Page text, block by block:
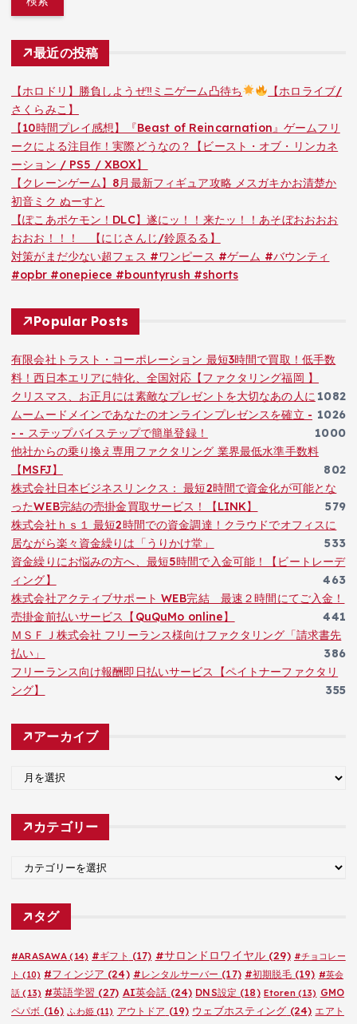
最近の投稿
【ホロドリ】勝負しようぜ‼ミニゲーム凸待ち
【ホロライブ/
さくらみこ】
【10時間プレイ感想】『Beast of Reincarnation』ゲームフリ
ークによる注目作！実際どうなの？【ビースト・オブ・リンカネ
ーション / PS5 / XBOX】
【クレーンゲーム】8月最新フィギュア攻略 メスガキかお清楚か
初音ミク ぬーすと
【ぽこあポケモン！DLC】遂にッ！！来たッ！！あそぼおおおお
おおお！！！ 【にじさんじ/鈴原るる】
対策がまだ少ない超フェス #ワンピース #ゲーム #バウンティ
#opbr #onepiece #bountyrush #shorts
Popular Posts
有限会社トラスト・コーポレーション 最短3時間で買取！低手数
料！西日本エリアに特化、全国対応【ファクタリング福岡 】
1082
クリスマス、お正月には素敵なプレゼントを大切なあの人に
1026
ムームードメインであなたのオンラインプレゼンスを確立 -
- - ステップバイステップで簡単登録！
1000
他社からの乗り換え専用ファクタリング 業界最低水準手数料
【MSFJ】
802
株式会社日本ビジネスリンクス： 最短2時間で資金化が可能とな
ったWEB完結の売掛金買取サービス！【LINK】
579
株式会社ｈｓ１ 最短2時間での資金調達！クラウドでオフィスに
居ながら楽々資金繰りは「うりかけ堂」
533
資金繰りにお悩みの方へ、最短5時間で入金可能！【ビートレーデ
ィング】
463
株式会社アクティブサポート WEB完結 最速２時間にてご入金！
売掛金前払いサービス【QuQuMo online】
441
ＭＳＦＪ株式会社 フリーランス様向けファクタリング「請求書先
払い」
386
フリーランス向け報酬即日払いサービス【ペイトナーファクタリ
ング】
355
アーカイブ
カ
カテゴリー
ゴ
タグ
#ARASAWA (14) #ギフト (17) #サロンドロワイヤル(29) #チョコレー
ト (10) #フィンジア (24) #レンタルサーバー (17) #初期脱毛(19) #英会
話 (13) #英語学習 (27) AI英会話 (24) DNS設定 (18) Etoren(13) GMO
ペパボ (16) ふわ姫(11) アウトドア (19) ウェブホスティング (24) エアト